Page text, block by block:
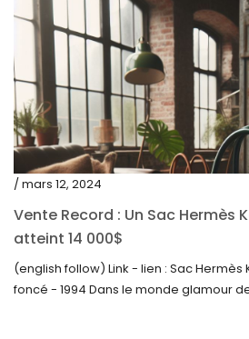
octobre 2022
septembre 2022
août 2022
juillet 2022
juin 2022
mai 2022
avril 2022
mars 2022
février 2022
/ mars 12, 2024
Vente Record : Un Sac Hermès
atteint 14 000$
(english follow) Link - lien : Sac Hermès
foncé - 1994 Dans le monde glamour